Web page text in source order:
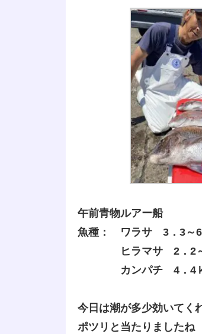
午前青物ルアー船
魚種： ワラサ 3．3～
ヒラマサ 2．2～
カンパチ 4．4
今日は潮が多少効いてく
ポツリと当たりましたね